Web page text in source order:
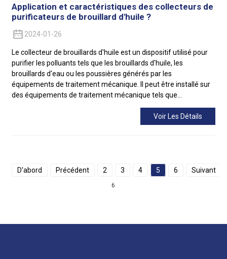
Application et caractéristiques des collecteurs de
purificateurs de brouillard d'huile ?
2024-01-26
Le collecteur de brouillards d'huile est un dispositif utilisé pour
purifier les polluants tels que les brouillards d'huile, les
brouillards d'eau ou les poussières générés par les
équipements de traitement mécanique. Il peut être installé sur
des équipements de traitement mécanique tels que…
Voir Les Détails
D'abord Précédent 2 3 4 5 6 Suivant
6